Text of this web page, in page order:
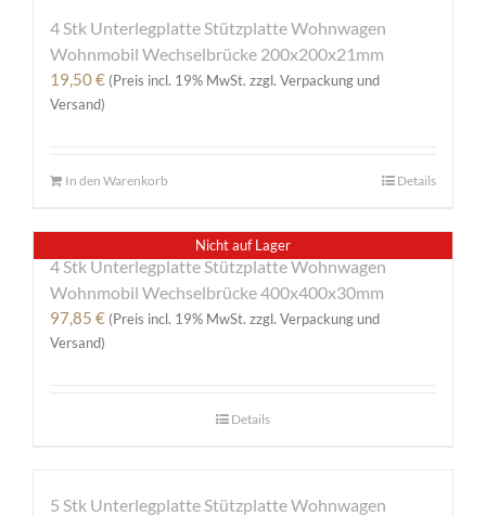
4 Stk Unterlegplatte Stützplatte Wohnwagen
Wohnmobil Wechselbrücke 200x200x21mm
19,50€ (Preis incl. 19% MwSt. zzgl. Verpackung und
Versand)
In den Warenkorb Details
Nicht auf Lager
4 Stk Unterlegplatte Stützplatte Wohnwagen
Wohnmobil Wechselbrücke 400x400x30mm
97,85 € (Preis incl. 19% MwSt. zzgl. Verpackung und
Versand)
Details
5 Stk Unterlegplatte Stützplatte Wohnwagen